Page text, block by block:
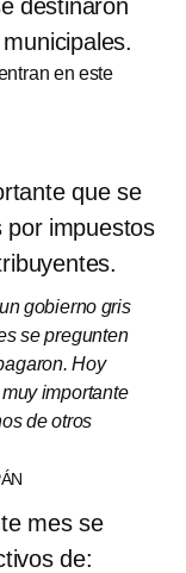
destinaron
en este
que se
por impuestos
gobierno gris
se pregunten
Hoy
importante
de otros
mes se
de: